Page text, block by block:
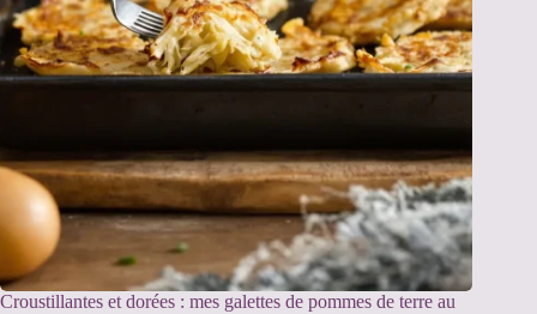
Croustillantes et dorées : mes galettes de pommes de terre au